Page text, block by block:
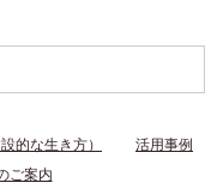
的な生き方）
活用事例
ご案内